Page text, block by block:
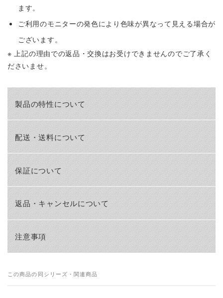
ます。
ご利用のモニターの発色により色味が異なって見える場合が
ございます。
※ 上記の理由での返品・交換はお受けできませんのでご了承く
ださいませ。
製品の特性について
配送・送料について
保証について
返品・キャンセルについて
注意事項
この商品の同シリーズ・関連商品